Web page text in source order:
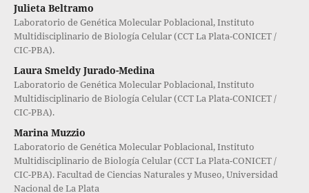
Julieta Beltramo
Laboratorio de Genética Molecular Poblacional, Instituto
Multidisciplinario de Biología Celular (CCT La Plata-CONICET /
CIC-PBA).
Laura Smeldy Jurado-Medina
Laboratorio de Genética Molecular Poblacional, Instituto
Multidisciplinario de Biología Celular (CCT La Plata-CONICET /
CIC-PBA).
Marina Muzzio
Laboratorio de Genética Molecular Poblacional, Instituto
Multidisciplinario de Biología Celular (CCT La Plata-CONICET /
CIC-PBA). Facultad de Ciencias Naturales y Museo, Universidad
Nacional de La Plata